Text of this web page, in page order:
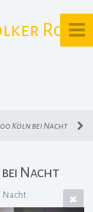
Rost
Köln bei Nacht
bei Nacht
Nacht